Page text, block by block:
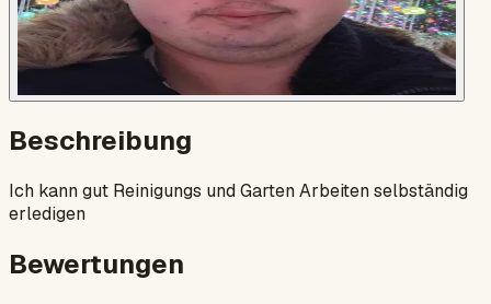
Beschreibung
Ich kann gut Reinigungs und Garten Arbeiten selbständig
erledigen
Bewertungen